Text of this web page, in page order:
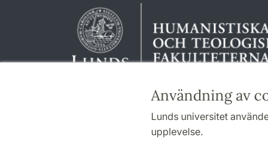
Användning av
Lunds universitet
upplevelse.